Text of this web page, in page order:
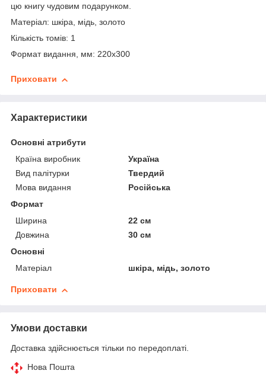
цю книгу чудовим подарунком.
Матеріал: шкіра, мідь, золото
Кількість томів: 1
Формат видання, мм: 220х300
Приховати
Характеристики
Основні атрибути
Країна виробник
Україна
Вид палітурки
Твердий
Мова видання
Російська
Формат
Ширина
22 см
Довжина
30 см
Основні
Матеріал
шкіра, мідь, золото
Приховати
Умови доставки
Доставка здійснюється тільки по передоплаті.
Нова Пошта